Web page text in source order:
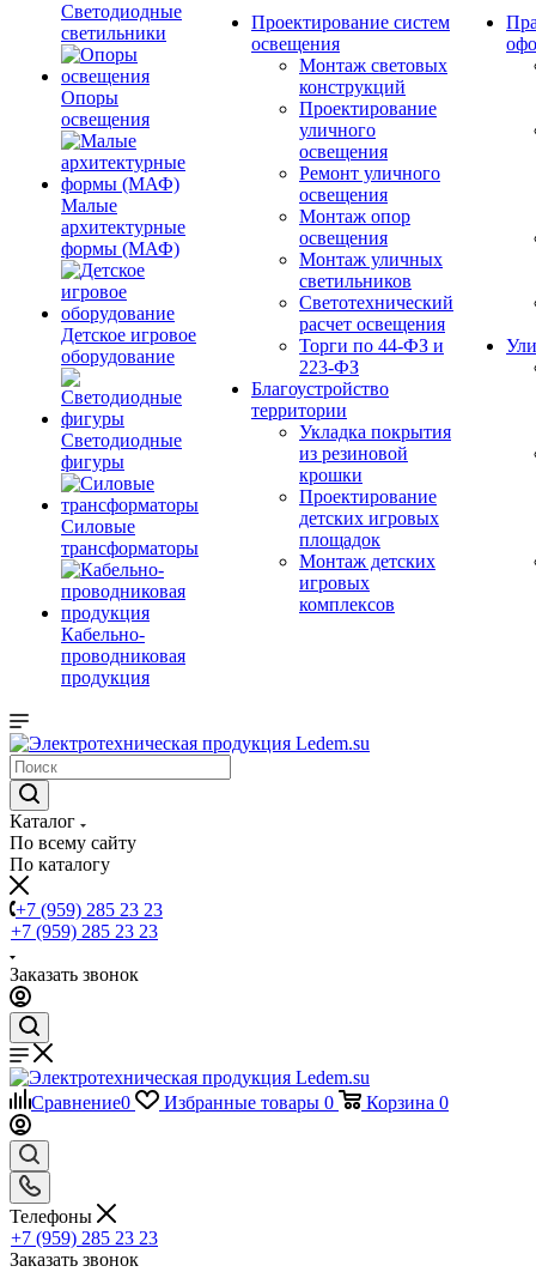
Светодиодные
светильники
Опоры
освещения
Малые
архитектурные
формы (МАФ)
Детское игровое
оборудование
Светодиодные
фигуры
Силовые
трансформаторы
Кабельно-
проводниковая
продукция
Проектирование систем
освещения
Монтаж световых
конструкций
Проектирование
уличного
освещения
Ремонт уличного
освещения
Монтаж опор
освещения
Монтаж уличных
светильников
Светотехнический
расчет освещения
Торги по 44-ФЗ и
223-ФЗ
Благоустройство
территории
Укладка покрытия
из резиновой
крошки
Проектирование
детских игровых
площадок
Монтаж детских
игровых
комплексов
Каталог
По всему сайту
По каталогу
+7 (959) 285 23 23
+7 (959) 285 23 23
Заказать звонок
Сравнение0 Избранные товары 0 Корзина 0
Телефоны
+7 (959) 285 23 23
Заказать звонок